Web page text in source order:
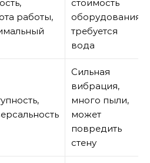
работы,
стоимость
оборудования,
требуется
вода
Сильная
вибрация,
много пыли,
может
повредить
стену